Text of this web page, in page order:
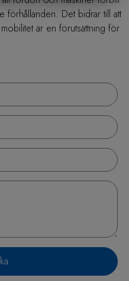
förhållanden. Det bidrar till att
är en förutsättning för